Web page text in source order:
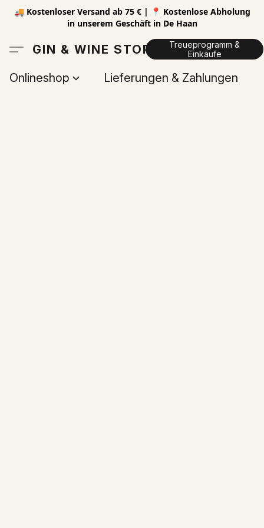
🚚 Kostenloser Versand ab 75 € | 📍 Kostenlose Abholung
in unserem Geschäft in De Haan
GIN & WINE STORE
Treueprogramm &
Einkäufe
Onlineshop Lieferungen & Zahlungen